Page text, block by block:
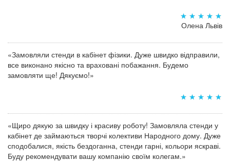
Олена Львів
«Замовляли стенди в кабінет фізики. Дуже швидко відправили,
все виконано якісно та враховані побажання. Будемо
замовляти ще! Дякуємо!»
«Щиро дякую за швидку і красиву роботу! Замовляла стенди у
кабінет де займаються творчі колективи Народного дому. Дуже
сподобалися, якість бездоганна, стенди гарні, кольори яскраві.
Буду рекомендувати вашу компанію своїм колегам.»